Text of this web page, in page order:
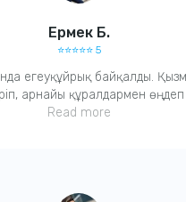
Ермек Б.
⭐️⭐️⭐️⭐️⭐️ 5
егеуқұйрық байқалды.
арнайы құралдармен өңдеп
тыныш. Компанияға сенім бар.
Read more